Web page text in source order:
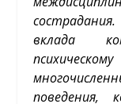
вклада
поведения,